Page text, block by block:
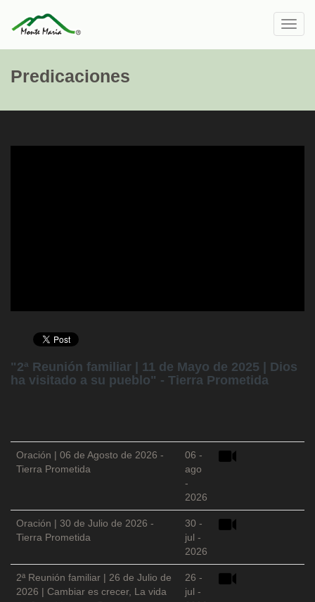
Predicaciones
"2ª Reunión familiar | 11 de Mayo de 2025 | Dios
ha visitado a su pueblo" - Tierra Prometida
Oración | 06 de Agosto de 2026 -
Tierra Prometida
06 -
ago
-
2026
Oración | 30 de Julio de 2026 -
Tierra Prometida
30 -
jul -
2026
2ª Reunión familiar | 26 de Julio de
2026 | Cambiar es crecer, La vida
26 -
jul -